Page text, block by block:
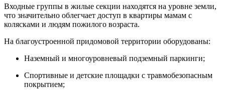
Входные группы в жилые секции находятся на уровне земли,
что значительно облегчает доступ в квартиры мамам с
колясками и людям пожилого возраста.
На благоустроенной придомовой территории оборудованы:
Наземный и многоуровневый подземный паркинги;
Спортивные и детские площадки с травмобезопасным
покрытием;